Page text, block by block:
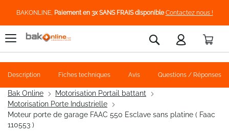
BAKONLINE, Paiement en 3x SANS FRAIS disponible Contactez nous !
Rechercher
Bak Online
Motorisation Portail battant
Motorisation Porte Industrielle
Moteur porte de garage FAAC 550 Esclave sans platine ( Faac
110553 )
Description Fiches techniques Avis Questions / Réponses